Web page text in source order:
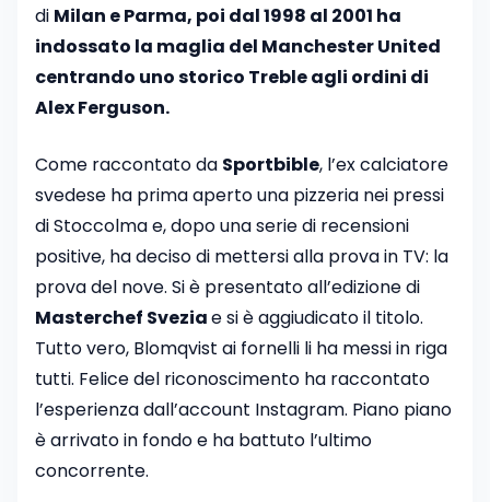
di Milan e Parma, poi dal 1998 al 2001 ha
indossato la maglia del Manchester United
centrando uno storico Treble agli ordini di
Alex Ferguson.
Come raccontato da Sportbible, l’ex calciatore
svedese ha prima aperto una pizzeria nei pressi
di Stoccolma e, dopo una serie di recensioni
positive, ha deciso di mettersi alla prova in TV: la
prova del nove. Si è presentato all’edizione di
Masterchef Sveziae si è aggiudicato il titolo.
Tutto vero, Blomqvist ai fornelli li ha messi in riga
tutti. Felice del riconoscimento ha raccontato
l’esperienza dall’account Instagram. Piano piano
è arrivato in fondo e ha battuto l’ultimo
concorrente.